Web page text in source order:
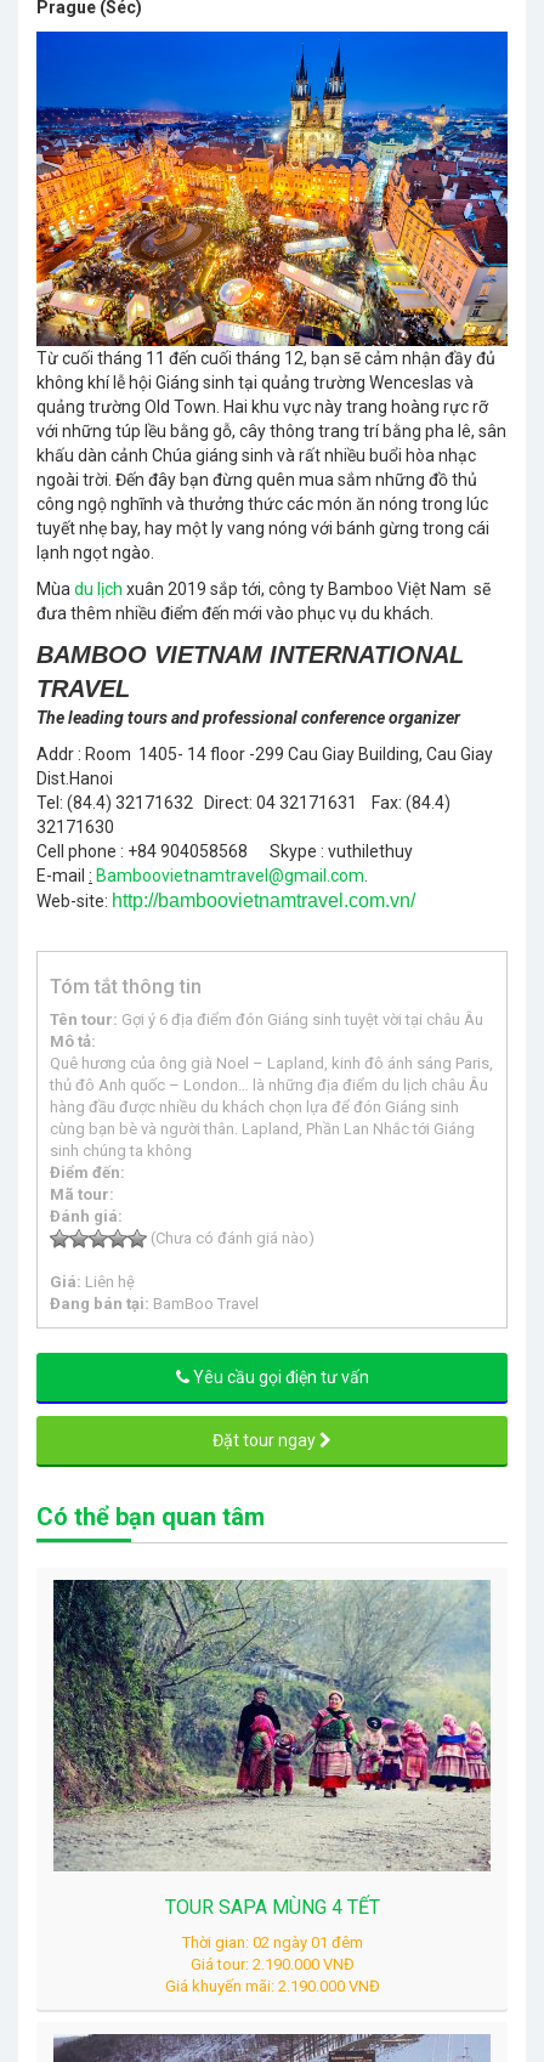
Prague (Séc)
Từ cuối tháng 11 đến cuối tháng 12, bạn sẽ cảm nhận đầy đủ
không khí lễ hội Giáng sinh tại quảng trường Wenceslas và
quảng trường Old Town. Hai khu vực này trang hoàng rực rỡ
với những túp lều bằng gỗ, cây thông trang trí bằng pha lê, sân
khấu dàn cảnh Chúa giáng sinh và rất nhiều buổi hòa nhạc
ngoài trời. Đến đây bạn đừng quên mua sắm những đồ thủ
công ngộ nghĩnh và thưởng thức các món ăn nóng trong lúc
tuyết nhẹ bay, hay một ly vang nóng với bánh gừng trong cái
lạnh ngọt ngào.
Mùa du lịch xuân 2019 sắp tới, công ty Bamboo Việt Nam sẽ
đưa thêm nhiều điểm đến mới vào phục vụ du khách.
BAMBOO VIETNAM INTERNATIONAL
TRAVEL
The leading tours and professional conference organizer
Addr : Room 1405- 14 floor -299 Cau Giay Building, Cau Giay
Dist.Hanoi
Tel: (84.4) 32171632 Direct: 04 32171631 Fax: (84.4)
32171630
Cell phone : +84 904058568 Skype : vuthilethuy
E-mail : Bamboovietnamtravel@gmail.com
Web-site: http://bamboovietnamtravel.com.vn/
Tóm tắt thông tin
Tên tour: Gợi ý 6 địa điểm đón Giáng sinh tuyệt vời tại châu Âu
Mô tả:
Quê hương của ông già Noel – Lapland, kinh đô ánh sáng Paris,
thủ đô Anh quốc – London… là những địa điểm du lịch châu Âu
hàng đầu được nhiều du khách chọn lựa để đón Giáng sinh
cùng bạn bè và người thân. Lapland, Phần Lan Nhắc tới Giáng
sinh chúng ta không
Điểm đến:
Mã tour:
Đánh giá:
(Chưa có đánh giá nào)
Giá: Liên hệ
Đang bán tại: BamBoo Travel
Yêu cầu gọi điện tư vấn
Đặt tour ngay
Có thể bạn quan tâm
TOUR SAPA MÙNG 4 TẾT
Thời gian: 02 ngày 01 đêm
Giá tour: 2.190.000 VNĐ
Giá khuyến mãi: 2.190.000 VNĐ